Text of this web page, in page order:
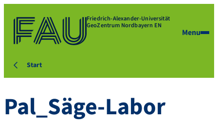
Friedrich-Alexander-Universität
GeoZentrum Nordbayern EN
Menu
Start
Pal_Säge-Labor